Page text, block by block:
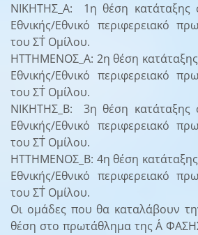
ΝΙΚΗΤΗΣ_Α: 1η θέση κατάταξης
Εθνικής/Εθνικό περιφερειακό
του ΣΤ΄ Ομίλου.
ΗΤΤΗΜΕΝΟΣ_Α: 2η θέση
Εθνικής/Εθνικό περιφερειακό
του ΣΤ΄ Ομίλου.
ΝΙΚΗΤΗΣ_Β: 3η θέση κατάταξης
Εθνικής/Εθνικό περιφερειακό
του ΣΤ΄ Ομίλου.
ΗΤΤΗΜΕΝΟΣ_Β: 4η θέση
Εθνικής/Εθνικό περιφερειακό
του ΣΤ΄ Ομίλου.
Οι ομάδες που θα καταλάβουν
θέση στο πρωτάθλημα της Α΄